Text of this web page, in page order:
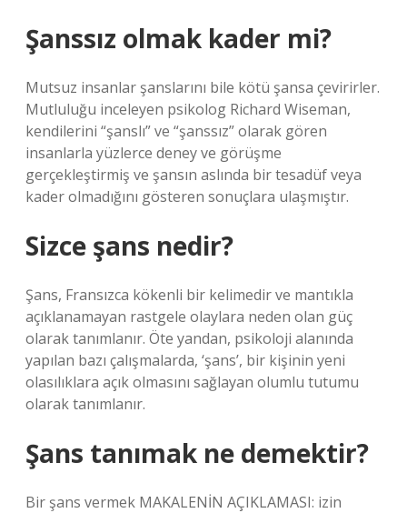
Şanssız olmak kader mi?
Mutsuz insanlar şanslarını bile kötü şansa çevirirler.
Mutluluğu inceleyen psikolog Richard Wiseman,
kendilerini “şanslı” ve “şanssız” olarak gören
insanlarla yüzlerce deney ve görüşme
gerçekleştirmiş ve şansın aslında bir tesadüf veya
kader olmadığını gösteren sonuçlara ulaşmıştır.
Sizce şans nedir?
Şans, Fransızca kökenli bir kelimedir ve mantıkla
açıklanamayan rastgele olaylara neden olan güç
olarak tanımlanır. Öte yandan, psikoloji alanında
yapılan bazı çalışmalarda, ‘şans’, bir kişinin yeni
olasılıklara açık olmasını sağlayan olumlu tutumu
olarak tanımlanır.
Şans tanımak ne demektir?
Bir şans vermek MAKALENİN AÇIKLAMASI: izin